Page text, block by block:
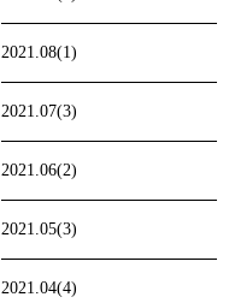
2021.08(1)
2021.07(3)
2021.06(2)
2021.05(3)
2021.04(4)